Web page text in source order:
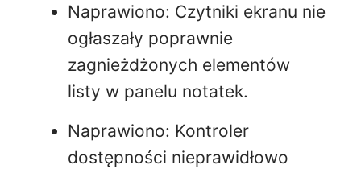
Naprawiono: Czytniki ekranu nie
ogłaszały poprawnie
zagnieżdżonych elementów
listy w panelu notatek.
Naprawiono: Kontroler
dostępności nieprawidłowo